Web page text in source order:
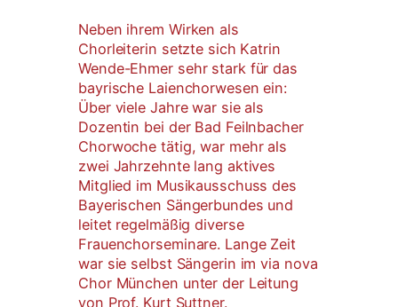
Neben ihrem Wirken als
Chorleiterin setzte sich Katrin
Wende-Ehmer sehr stark für das
bayrische Laienchorwesen ein:
Über viele Jahre war sie als
Dozentin bei der Bad Feilnbacher
Chorwoche tätig, war mehr als
zwei Jahrzehnte lang aktives
Mitglied im Musikausschuss des
Bayerischen Sängerbundes und
leitet regelmäßig diverse
Frauenchorseminare. Lange Zeit
war sie selbst Sängerin im via nova
Chor München unter der Leitung
von Prof. Kurt Suttner.